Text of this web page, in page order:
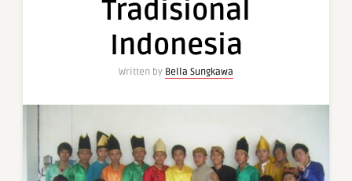
Tradisional
Indonesia
Written by Bella Sungkawa